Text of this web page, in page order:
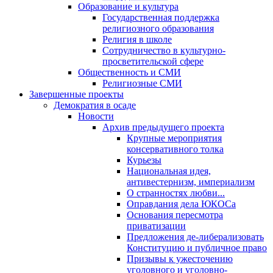
Образование и культура
Государственная поддержка
религиозного образования
Религия в школе
Сотрудничество в культурно-
просветительской сфере
Общественность и СМИ
Религиозные СМИ
Завершенные проекты
Демократия в осаде
Новости
Архив предыдущего проекта
Крупные мероприятия
консервативного толка
Курьезы
Национальная идея,
антивестернизм, империализм
О странностях любви...
Оправдания дела ЮКОСа
Основания пересмотра
приватизации
Предложения де-либерализовать
Конституцию и публичное право
Призывы к ужесточению
уголовного и уголовно-